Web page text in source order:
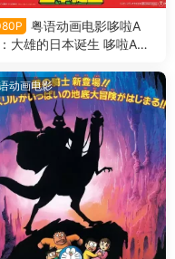
粤语动画电影哆啦A
大雄的日本诞生 哆啦A梦
动画电影